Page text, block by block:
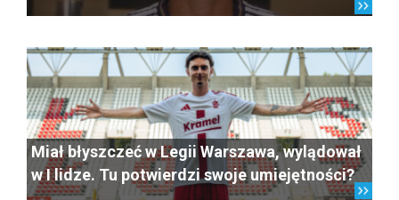
Miał błyszczeć w Legii Warszawa, wylądował
w I lidze. Tu potwierdzi swoje umiejętności?